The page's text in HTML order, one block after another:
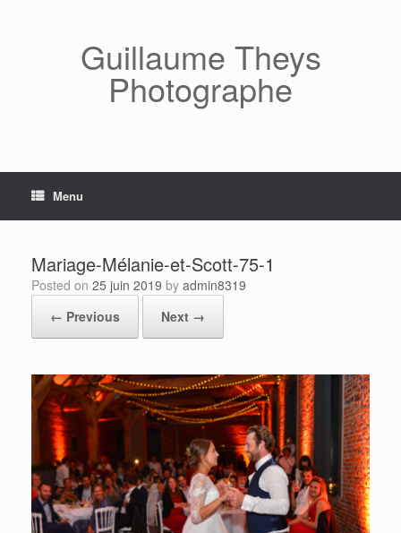
Guillaume Theys
Photographe
Menu
Mariage-Mélanie-et-Scott-75-1
Posted on 25 juin 2019 by admin8319
← Previous
Next →